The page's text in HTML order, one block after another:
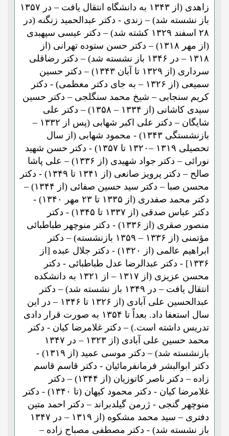
زاهدی (از ۱۳۴۳ به دانشگاه انتقال یافت – در ۱۳۵۷
باز نشسته شد) – زندی - دکتر عبدالحمید زنگنه (در
۲۸ اسفند ۱۳۲۹ کشته شد) – دکتر عیسی سپهبدی
(از مهر ۱۳۱۸) – دکتر حسن ستوده تهرانی (از
۱۳۱۸ – در ۱۳۴۶ باز نشسته شد) – دکتر رضاقلی
سرداری (از ۱۳۲۹ تا آبان ۱۳۴۳) – دکتر حسین
سمیعی (از ۱۳۲۶ – به جای دکتر معظمی) - دکتر
کریم سنجابی – شیخ محمد سنگلجی – دکتر حسین
سیدی کاشانی (از ۱۳۳۴ – ۱۳۵۸) – دکتر علی
شایگان – دکتر علی اکبر شهابی (پس از ۱۳۳۲ –
بازنشستگی ۱۳۴۳) - محمود شهابی (از سال
تحصیلی ۱۳۱۹ –۱۳۲۰ تا ۱۳۵۷) - دکتر حسن شهید
نورائی – دکتر جواد شهیدی (از ۱۳۳۶) – علی پاشا
صالح – دکتر پرویز صانعی (از ۱۳۴۱ تا ۱۳۴۹) - دکتر
محسن صبا – دکتر سید حسین صفائی (از ۱۳۴۴) –
دکتر محمد صفدری (از ۱۳۳۵ تا ۲۳ مهر ۱۳۴۰) -
دکتر عباس صدقی (از ۱۳۳۷ تا ۱۳۴۵) - دکتر
منصور صقری (از ۱۳۳۶) - دکتر منوچهر طباطبائی
مؤتمنی (از ۱۳۳۶ – ۱۳۵۹ بازنشسته) – دکتر
ابراهیم عالمی (از ۱۳۲۰) - دکتر جلال عبده [از
۱۳۳۶] - دکتر عبدالرضا عدل طباطبائی - دکتر
محسن عزیزی (از ۱۳۱۷ – از ۱۳۲۱ به دانشکده
انتقال یافت – در ۱۳۴۹ باز نشسته شد) – دکتر
عبدالحسین علی آبادی (از ۱۳۲۶ تا ۱۳۴۶ – در این
سال استعفا داد. بعداً تا ۱۳۵۴ به صورت قرار دادی
تدریس داشته است.) – دکتر غلامرضا کیان - دکتر
محمد حسین علی آبادی (از ۱۳۲۳ – در ۱۳۴۷
بازنشسته شد) – دکتر موسی عمید (از ۱۳۱۹) -
دکتر ابوالبشر فرمانفرمائیان - دکتر قاسم قاسم
زاده – دکتر ناصر کاتوزیان (از ۱۳۴۴) – دکتر
غلامرضا کیان - دکتر محمود کیهان (تا ۱۳۴۰) - دکتر
منوچهر گنجی - ژرمن گیلدبراند – دکتر احمد متین
دفتری – سید محمد مشکوه (از ۱۳۱۹ – در ۱۳۴۷
باز نشسته شد) - دکتر مصطفی مصباح زاده –